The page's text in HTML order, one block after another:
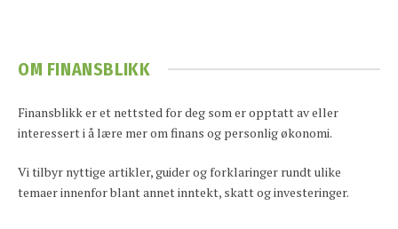
OM FINANSBLIKK
Finansblikk er et nettsted for deg som er opptatt av eller
interessert i å lære mer om finans og personlig økonomi.
Vi tilbyr nyttige artikler, guider og forklaringer rundt ulike
temaer innenfor blant annet inntekt, skatt og investeringer.